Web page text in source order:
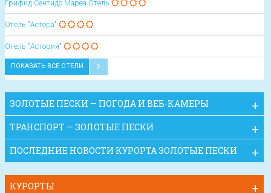
Грифид Сентидо Мареа Oтель
Отель "Астера"
Отель "Астория"
ПОКАЗАТЬ ВСЕ ОТЕЛИ
ЗОЛОТЫЕ ПЕСКИ — ПОГОДА И ВЕБ-КАМЕРЫ
ТРАНСПОРТ — ЗОЛОТЫЕ ПЕСКИ
ПОСЛЕДНИЕ НОВОСТИ КУРОРТА ЗОЛОТЫЕ ПЕСКИ
КУРОРТЫ